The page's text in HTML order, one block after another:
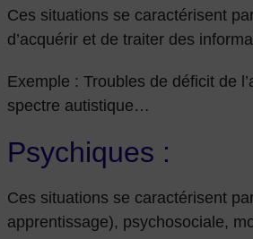
Ces situations se caractérisent
d’acquérir et de traiter des
Exemple : Troubles de déficit de
spectre autistique…
Psychiques :
Ces situations se caractérisent
apprentissage), psychosociale,